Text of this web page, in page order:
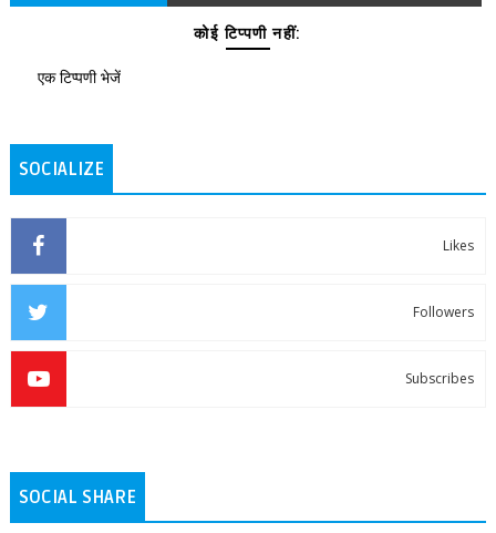
कोई टिप्पणी नहीं:
एक टिप्पणी भेजें
SOCIALIZE
Likes
Followers
Subscribes
SOCIAL SHARE